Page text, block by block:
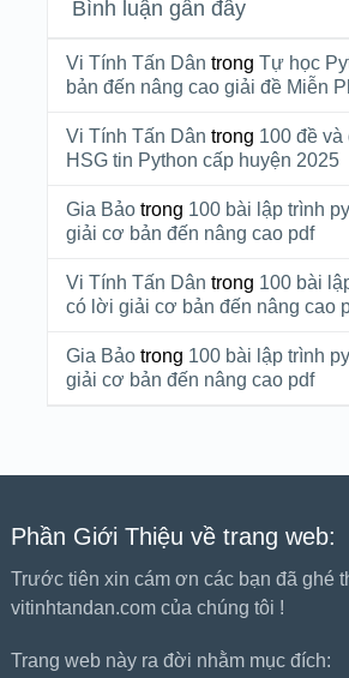
Bình luận gần đây
Vi Tính Tấn Dân trong Tự học
bản đến nâng cao giải đề Miễn
Vi Tính Tấn Dân trong 100 đề và
HSG tin Python cấp huyện 2025
Gia Bảotrong 100 bài lập trình
giải cơ bản đến nâng cao pdf
Vi Tính Tấn Dân trong 100 bài
có lời giải cơ bản đến nâng cao
Gia Bảotrong 100 bài lập trình
giải cơ bản đến nâng cao pdf
Phần Giới Thiệu về trang web:
Trước tiên xin cám ơn các bạn đã ghé
vitinhtandan.com của chúng tôi !
Trang web này ra đời nhằm mục đích: